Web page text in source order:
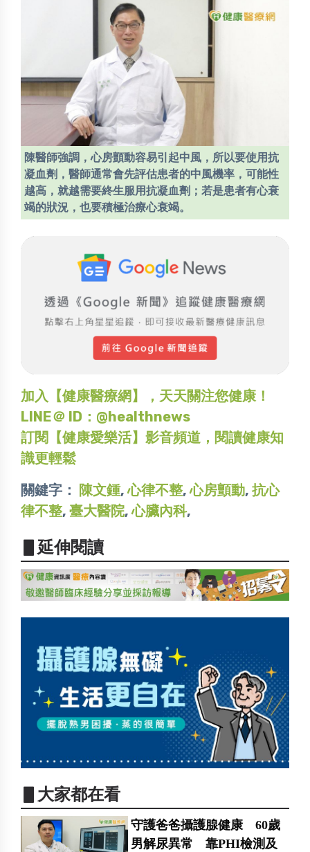
陳醫師強調，心房顫動容易引起中風，所以要使用抗
凝血劑，醫師通常會先評估患者的中風機率，可能性
越高，就越需要終生服用抗凝血劑；若是患者有心衰
竭的狀況，也要積極治療心衰竭。
加入【健康醫療網】，天天關注您健康！
LINE＠ ID：@healthnews
訂閱【健康愛樂活】影音頻道，閱讀健康知
識更輕鬆
關鍵字：
陳文鍾,心律不整,心房顫動, 抗心
律不整, 臺大醫院,心臟內科,
▋延伸閱讀
▋大家都在看
守護爸爸攝護腺健康 60歲
男解尿異常 靠PHI檢測及